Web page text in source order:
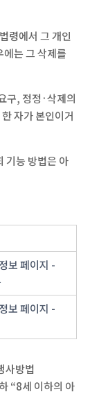
령에서 그 개인
는 그 삭제를
구, 정정·삭제의
자가 본인이거
기능 방법은 아
보 페이지 -
보 페이지 -
사방법
“8세 이하의 아